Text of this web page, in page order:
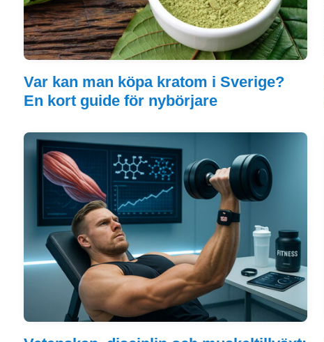
Var kan man köpa kratom i Sverige?
En kort guide för nybörjare